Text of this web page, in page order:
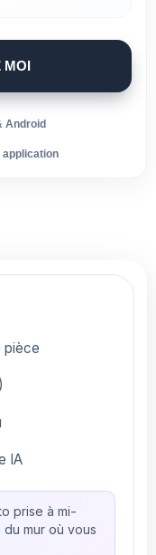
MOI
Android
application
pièce
IA
prise à mi-
mur où vous